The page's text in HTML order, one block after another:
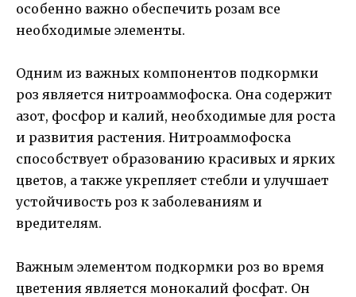
особенно важно обеспечить розам все
необходимые элементы.
Одним из важных компонентов подкормки
роз является нитроаммофоска. Она содержит
азот, фосфор и калий, необходимые для роста
и развития растения. Нитроаммофоска
способствует образованию красивых и ярких
цветов, а также укрепляет стебли и улучшает
устойчивость роз к заболеваниям и
вредителям.
Важным элементом подкормки роз во время
цветения является монокалий фосфат. Он